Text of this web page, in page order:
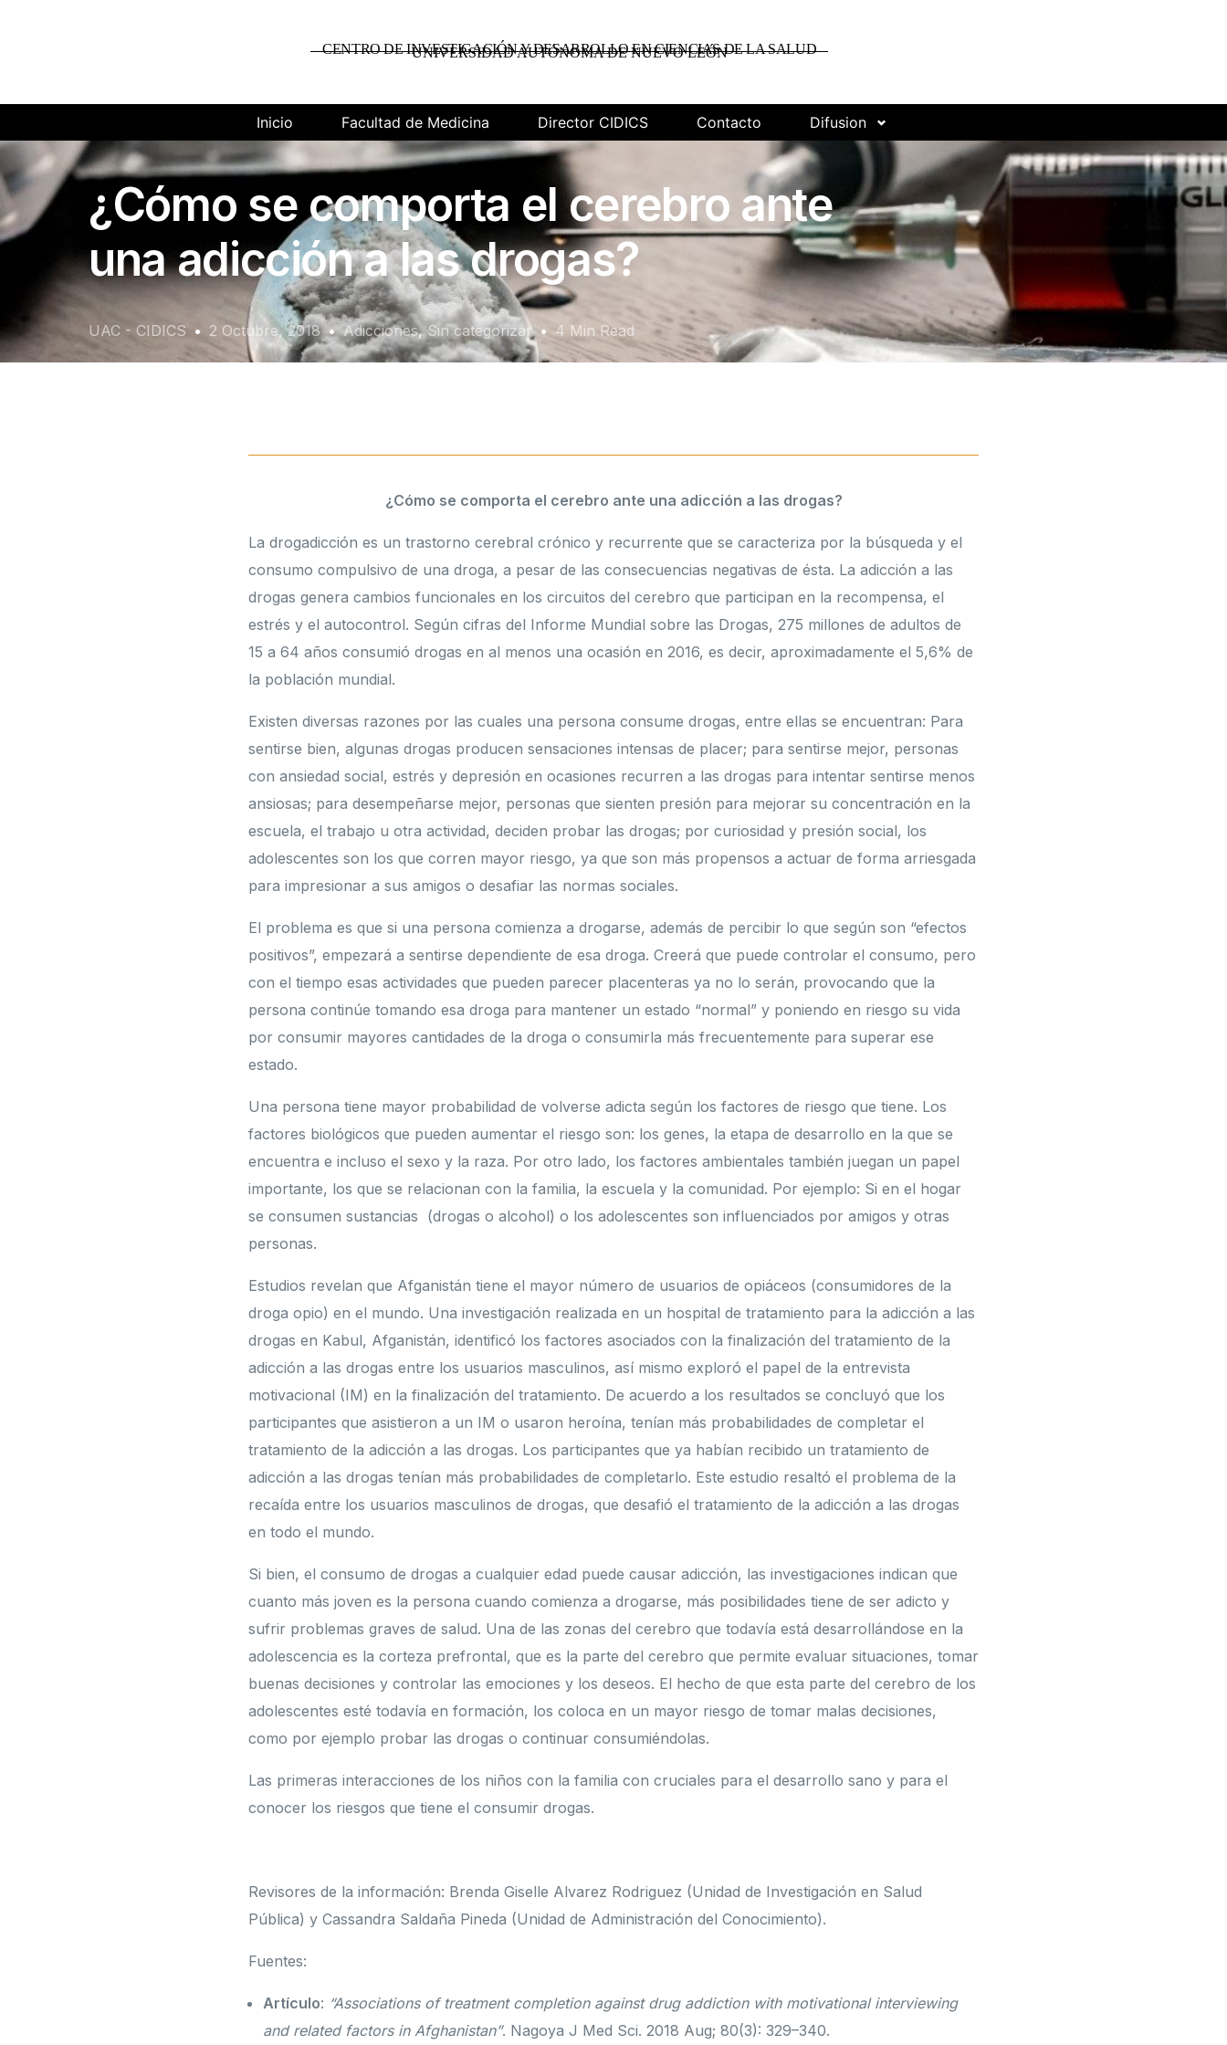
UNIVERSIDAD AUTÓNOMA DE NUEVO LEÓN
CENTRO DE INVESTIGACIÓN Y DESARROLLO EN CIENCIAS DE LA SALUD
Inicio Facultad de Medicina Director CIDICS Contacto Difusion
¿Cómo se comporta el cerebro ante
una adicción a las drogas?
UAC - CIDICS 2 Octubre, 2018 Adicciones, Sin categorizar 4 Min Read
¿Cómo se comporta el cerebro ante una adicción a las drogas?
La drogadicción es un trastorno cerebral crónico y recurrente que se caracteriza por la búsqueda y el
consumo compulsivo de una droga, a pesar de las consecuencias negativas de ésta. La adicción a las
drogas genera cambios funcionales en los circuitos del cerebro que participan en la recompensa, el
estrés y el autocontrol. Según cifras del Informe Mundial sobre las Drogas, 275 millones de adultos de
15 a 64 años consumió drogas en al menos una ocasión en 2016, es decir, aproximadamente el 5,6% de
la población mundial.
Existen diversas razones por las cuales una persona consume drogas, entre ellas se encuentran: Para
sentirse bien, algunas drogas producen sensaciones intensas de placer; para sentirse mejor, personas
con ansiedad social, estrés y depresión en ocasiones recurren a las drogas para intentar sentirse menos
ansiosas; para desempeñarse mejor, personas que sienten presión para mejorar su concentración en la
escuela, el trabajo u otra actividad, deciden probar las drogas; por curiosidad y presión social, los
adolescentes son los que corren mayor riesgo, ya que son más propensos a actuar de forma arriesgada
para impresionar a sus amigos o desafiar las normas sociales.
El problema es que si una persona comienza a drogarse, además de percibir lo que según son “efectos
positivos”, empezará a sentirse dependiente de esa droga. Creerá que puede controlar el consumo, pero
con el tiempo esas actividades que pueden parecer placenteras ya no lo serán, provocando que la
persona continúe tomando esa droga para mantener un estado “normal” y poniendo en riesgo su vida
por consumir mayores cantidades de la droga o consumirla más frecuentemente para superar ese
estado.
Una persona tiene mayor probabilidad de volverse adicta según los factores de riesgo que tiene. Los
factores biológicos que pueden aumentar el riesgo son: los genes, la etapa de desarrollo en la que se
encuentra e incluso el sexo y la raza. Por otro lado, los factores ambientales también juegan un papel
importante, los que se relacionan con la familia, la escuela y la comunidad. Por ejemplo: Si en el hogar
se consumen sustancias (drogas o alcohol) o los adolescentes son influenciados por amigos y otras
personas.
Estudios revelan que Afganistán tiene el mayor número de usuarios de opiáceos (consumidores de la
droga opio) en el mundo. Una investigación realizada en un hospital de tratamiento para la adicción a las
drogas en Kabul, Afganistán, identificó los factores asociados con la finalización del tratamiento de la
adicción a las drogas entre los usuarios masculinos, así mismo exploró el papel de la entrevista
motivacional (IM) en la finalización del tratamiento. De acuerdo a los resultados se concluyó que los
participantes que asistieron a un IM o usaron heroína, tenían más probabilidades de completar el
tratamiento de la adicción a las drogas. Los participantes que ya habían recibido un tratamiento de
adicción a las drogas tenían más probabilidades de completarlo. Este estudio resaltó el problema de la
recaída entre los usuarios masculinos de drogas, que desafió el tratamiento de la adicción a las drogas
en todo el mundo.
Si bien, el consumo de drogas a cualquier edad puede causar adicción, las investigaciones indican que
cuanto más joven es la persona cuando comienza a drogarse, más posibilidades tiene de ser adicto y
sufrir problemas graves de salud. Una de las zonas del cerebro que todavía está desarrollándose en la
adolescencia es la corteza prefrontal, que es la parte del cerebro que permite evaluar situaciones, tomar
buenas decisiones y controlar las emociones y los deseos. El hecho de que esta parte del cerebro de los
adolescentes esté todavía en formación, los coloca en un mayor riesgo de tomar malas decisiones,
como por ejemplo probar las drogas o continuar consumiéndolas.
Las primeras interacciones de los niños con la familia con cruciales para el desarrollo sano y para el
conocer los riesgos que tiene el consumir drogas.
Revisores de la información: Brenda Giselle Alvarez Rodriguez (Unidad de Investigación en Salud
Pública) y Cassandra Saldaña Pineda (Unidad de Administración del Conocimiento).
Fuentes:
Artículo: “Associations of treatment completion against drug addiction with motivational interviewing
and related factors in Afghanistan”. Nagoya J Med Sci. 2018 Aug; 80(3): 329–340.